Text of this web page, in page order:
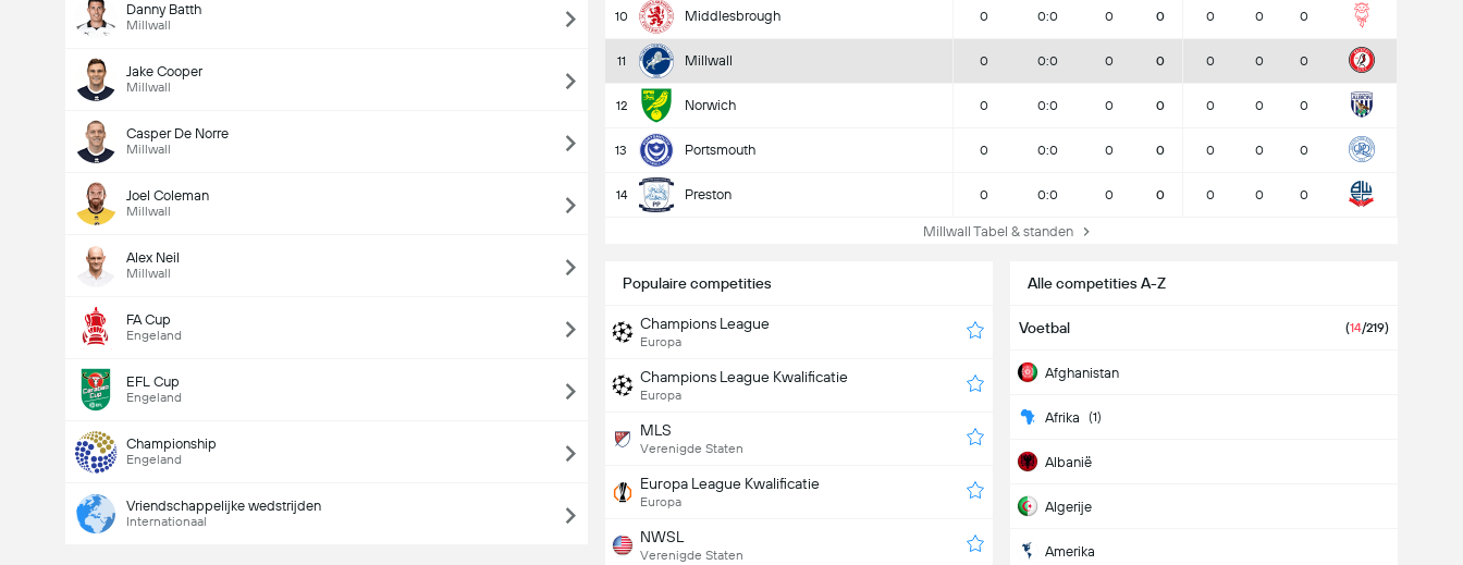
Danny Batth
Millwall
Jake Cooper
Millwall
Casper De Norre
Millwall
Joel Coleman
Millwall
Alex Neil
Millwall
FA Cup
Engeland
EFL Cup
Engeland
Championship
Engeland
Vriendschappelijke wedstrijden
Internationaal
10 Middlesbrough 0 0:0 0 0 0 0 0
11 Millwall 0 0:0 0 0 0 0 0
12 Norwich 0 0:0 0 0 0 0 0
13 Portsmouth 0 0:0 0 0 0 0 0
14 Preston 0 0:0 0 0 0 0 0
Millwall Tabel & standen
Populaire competities
Champions League
Europa
Champions League Kwalificatie
Europa
MLS
Verenigde Staten
Europa League Kwalificatie
Europa
NWSL
Verenigde Staten
Alle competities A-Z
Voetbal (14/219)
Afghanistan
Afrika (1)
Albanië
Algerije
Amerika